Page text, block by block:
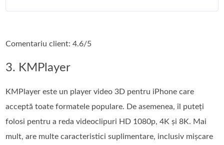
Comentariu client: 4.6/5
3. KMPlayer
KMPlayer este un player video 3D pentru iPhone care
acceptă toate formatele populare. De asemenea, îl puteți
folosi pentru a reda videoclipuri HD 1080p, 4K și 8K. Mai
mult, are multe caracteristici suplimentare, inclusiv mișcare